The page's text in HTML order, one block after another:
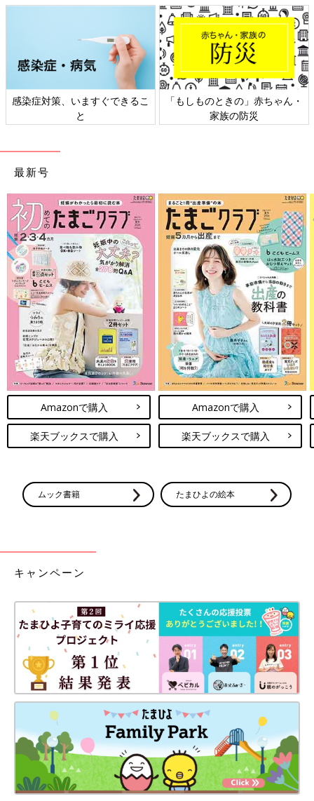
感染症対策、いますぐできるこ
と
「もしものときの」赤ちゃん・
家族の防災
最新号
Amazonで購入
楽天ブックスで購入
Amazonで購入
楽天ブックスで購入
ムック書籍 たまひよの絵本
キャンペーン